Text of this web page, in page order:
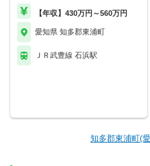
【年収】430万円～560万円
愛知県 知多郡東浦町
ＪＲ武豊線 石浜駅
知多郡東浦町(